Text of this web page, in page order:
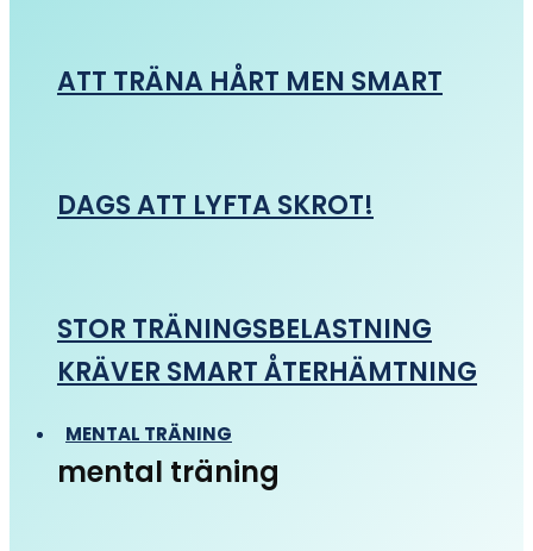
ATT TRÄNA HÅRT MEN SMART
DAGS ATT LYFTA SKROT!
STOR TRÄNINGSBELASTNING
KRÄVER SMART ÅTERHÄMTNING
MENTAL TRÄNING
mental träning